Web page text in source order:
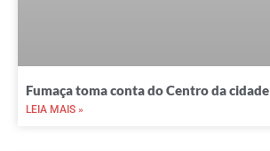
Fumaça toma conta do Centro da cidade
LEIA MAIS »